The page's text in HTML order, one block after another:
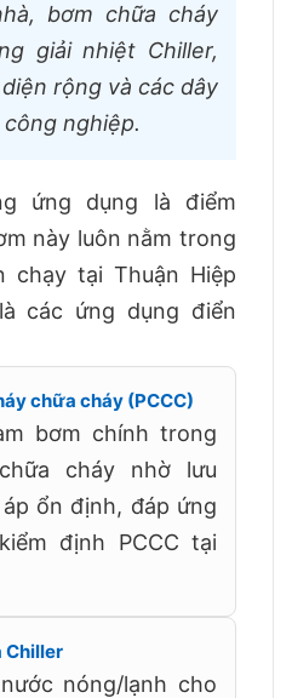
bơm chữa cháy
giải nhiệt Chiller,
rộng và các dây
nghiệp.
ứng dụng là điểm
này luôn nằm trong
chạy tại Thuận Hiệp
các ứng dụng điển
chữa cháy (PCCC)
bơm chính trong
cháy nhờ lưu
ổn định, đáp ứng
định PCCC tại
Chiller
nóng/lạnh cho